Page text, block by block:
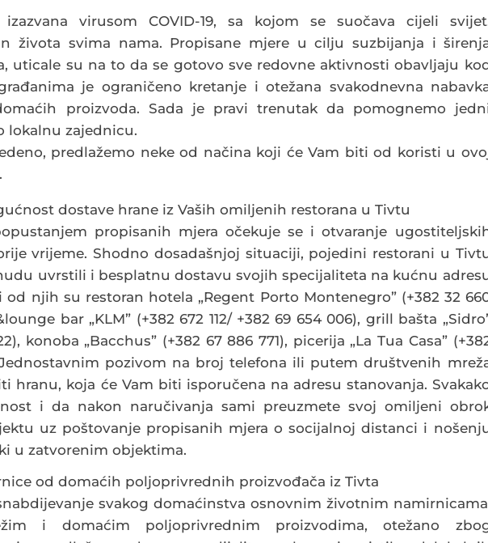
virusom COVID-19, sa kojom se suočava cijeli
života svima nama. Propisane mjere u cilju suzbijanja i
uticale su na to da se gotovo sve redovne aktivnosti obavljaju
je ograničeno kretanje i otežana svakodnevna
proizvoda. Sada je pravi trenutak da pomognemo
lokalnu zajednicu.
predlažemo neke od načina koji će Vam biti od koristi u
dostave hrane iz Vaših omiljenih restorana u Tivtu
propisanih mjera očekuje se i otvaranje
vrijeme. Shodno dosadašnjoj situaciji, pojedini restorani u
uvrstili i besplatnu dostavu svojih specijaliteta na kućnu
od njih su restoran hotela „Regent Porto Montenegro” (+382 32
bar „KLM” (+382 672 112/ +382 69 654 006), grill bašta
konoba „Bacchus” (+382 67 886 771), picerija „La Tua Casa”
pozivom na broj telefona ili putem društvenih
hranu, koja će Vam biti isporučena na adresu stanovanja.
i da nakon naručivanja sami preuzmete svoj omiljeni
uz poštovanje propisanih mjera o socijalnoj distanci i
u zatvorenim objektima.
od domaćih poljoprivrednih proizvođača iz Tivta
svakog domaćinstva osnovnim životnim
i domaćim poljoprivrednim proizvodima, otežano